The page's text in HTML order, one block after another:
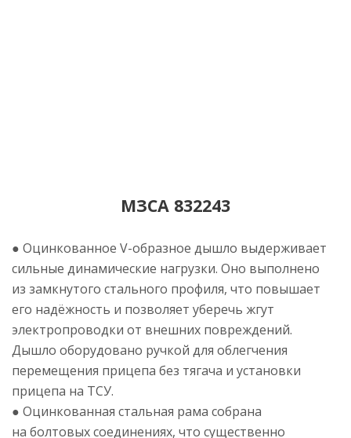
МЗСА 832243
● Оцинкованное V-образное дышло выдерживает
сильные динамические нагрузки. Оно выполнено
из замкнутого стального профиля, что повышает
его надёжность и позволяет уберечь жгут
электропроводки от внешних повреждений.
Дышло оборудовано ручкой для облегчения
перемещения прицепа без тягача и установки
прицепа на ТСУ.
● Оцинкованная стальная рама собрана
на болтовых соединениях, что существенно